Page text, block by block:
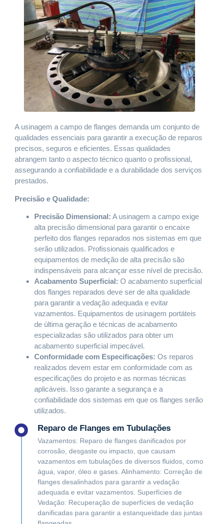
A usinagem a campo de flanges demanda um conjunto de
qualidades essenciais para garantir a execução de reparos
precisos, seguros e eficientes. Essas qualidades
abrangem tanto o aspecto técnico quanto o profissional,
assegurando a confiabilidade e a durabilidade dos serviços
prestados.
Precisão e Qualidade:
Precisão Dimensional: A usinagem a campo exige
alta precisão dimensional para garantir o encaixe
perfeito dos flanges reparados nos sistemas em que
serão utilizados. Profissionais qualificados e
equipamentos de medição de alta precisão são
indispensáveis para alcançar esse nível de precisão.
Acabamento Superficial: O acabamento superficial
dos flanges reparados deve ser de alta qualidade
para garantir a vedação adequada e evitar
vazamentos. Equipamentos de usinagem portáteis
de última geração e técnicas de acabamento
especializadas são utilizados para obter um
acabamento superficial impecável.
Conformidade com Especificações: Os reparos
realizados devem estar em conformidade com as
especificações do projeto e as normas técnicas
aplicáveis. Isso garante a segurança e a
confiabilidade dos sistemas em que os flanges serão
utilizados.
Reparo de Flanges em Tubulações
Vazamentos: Reparo de flanges danificados por
corrosão, desgaste ou impacto, que causam
vazamentos em tubulações de diversos fluidos, como
água, vapor, óleo e gases. Alinhamento: Correção de
flanges desalinhados para garantir a vedação
adequada e evitar vazamentos. Superfícies de
Vedação: Recuperação de superfícies de vedação
danificadas para garantir a estanqueidade das juntas